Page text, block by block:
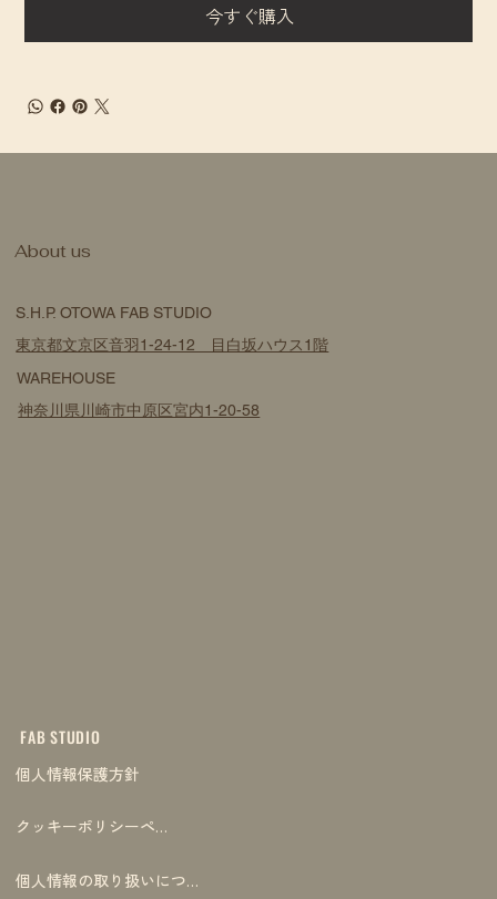
今すぐ購入
FAB STUDIO
個人情報保護方針
クッキーポリシーページ
個人情報の取り扱いについて
S.H.P. OTOWA FAB STUDIO
東京都文京区音羽1-24-12 目白坂ハウス1階
WAREHOUSE
神奈川県川崎市中原区宮内1-20-58
​About us